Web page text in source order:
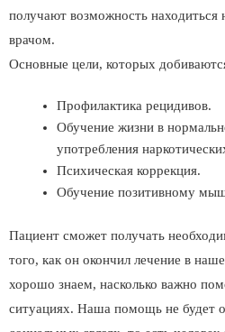
получают возможность находиться
врачом.
Основные цели, которых
Профилактика рецидивов.
Обучение жизни в
употребления
Психическая коррекция.
Обучение позитивному
Пациент сможет получать
того, как он окончил лечение в
хорошо знаем, насколько важно
ситуациях. Наша помощь не будет